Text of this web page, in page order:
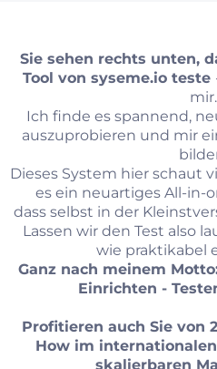
Sie sehen rechts unten,
Tool von syseme.ioteste
mir.
Ich finde es spannend,
auszuprobieren und mir
Dieses System hier schaut
es ein neuartiges All-in-
dass selbst in der
Lassen wir den Test also
wie praktikabel
Ganz nach meinem
Einrichten -
Profitieren auch Sie von
How im
skalierbaren